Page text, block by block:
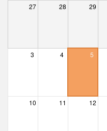
Csemő
Csobánka
27 28 29
3 4 5
10 11 12